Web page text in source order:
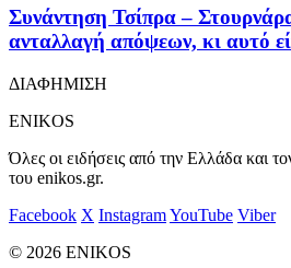
Συνάντηση Τσίπρα –
ανταλλαγή απόψεων, κι αυτό
ΔΙΑΦΗΜΙΣΗ
ENIKOS
Όλες οι ειδήσεις από την Ελλάδα και
του enikos.gr.
Facebook X InstagramYouTube Viber
© 2026 ENIKOS